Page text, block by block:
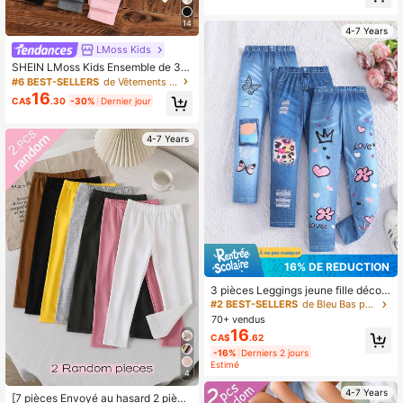
14
LMoss Kids
SHEIN LMoss Kids Ensemble de 3 p
ièces de leggings d'hiver tricotés de
couleur unie avec patch ours décon
tracté pour jeunes filles
#6 BEST-SELLERS de Vêtements d'Hiver pour Jeunes Filles .
CA$16.30 -30% Dernier jour
4-7 Years
4
[7 pièces Envoyé au hasard 2 pièce
i de 2 paquets
4-7 Years
16% DE RÉDUCTION
3 pièces Leggings jeune fille décon
tractés mignons avec imprimés graf
fitis, léopard, papillon, chaton, aspe
ct jean
#2 BEST-SELLERS
de Bleu Bas pour jeunes filles
70+ vendus
CA$16.62
-16% Derniers 2 jours
Estimé
4-7 Years